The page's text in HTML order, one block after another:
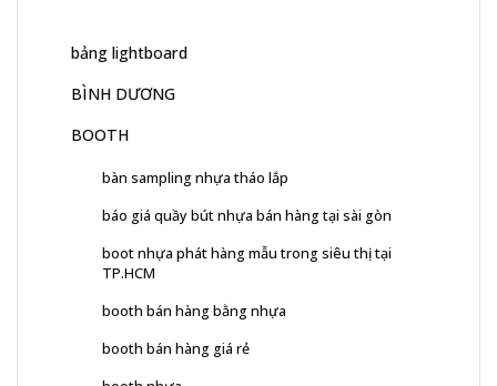
bảng lightboard
BÌNH DƯƠNG
BOOTH
bàn sampling nhựa tháo lắp
báo giá quầy bút nhựa bán hàng tại sài gòn
boot nhựa phát hàng mẫu trong siêu thị tại
TP.HCM
booth bán hàng bằng nhựa
booth bán hàng giá rẻ